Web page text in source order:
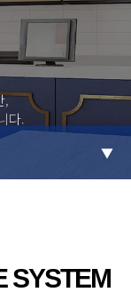
,
다.
▼
SYSTEM